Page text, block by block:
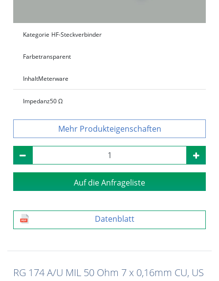
Kategorie HF-Steckverbinder
Farbetransparent
InhaltMeterware
Impedanz50 Ω
Produkteigenschaften
Auf die Anfrageliste
Datenblatt
RG 174 A/U MIL 50 Ohm 7 x 0,16mm CU, US